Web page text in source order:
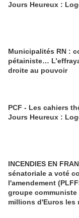
Jours Heureux :
Municipalités RN :
pétainiste…
droite au pouvoir
PCF - Les cahiers
Jours Heureux :
INCENDIES EN
sénatoriale a voté
l'amendement
groupe
millions d'Euros les